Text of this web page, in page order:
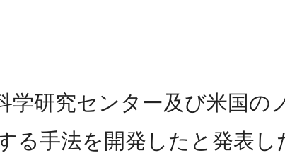
学研究センター及び米国の
る手法を開発したと発表